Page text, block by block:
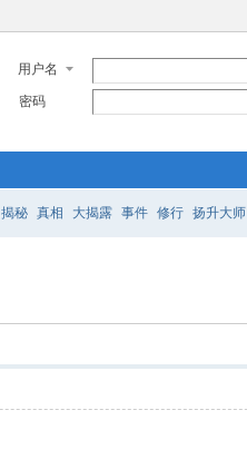
用户名
密码
揭秘 真相 大揭露 事件 修行 扬升大师